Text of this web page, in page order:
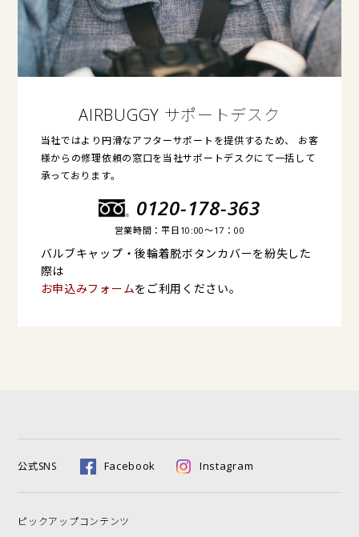
AIRBUGGY サポートデスク
当社ではより円滑なアフターサポートを提供するため、 お客
様からの修理依頼の窓口を当社サポートデスクにて一括して
承っております。
0120-178-363
営業時間：平日10:00〜17：00
バルブキャップ・後輪着脱ボタンカバーを紛失した
際は
お申込みフォームをご利用ください。
公式SNS Facebook Instagram
ピックアップコンテンツ